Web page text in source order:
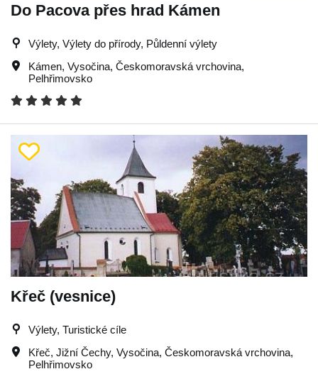
Do Pacova přes hrad Kámen
Výlety, Výlety do přírody, Půldenní výlety
Kámen, Vysočina, Českomoravská vrchovina,
Pelhřimovsko
Křeč (vesnice)
Výlety, Turistické cíle
Křeč, Jižní Čechy, Vysočina, Českomoravská vrchovina,
Pelhřimovsko